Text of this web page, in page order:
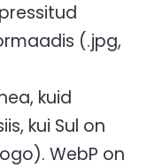
(.jpg,
kuid
kui Sul on
WebP on